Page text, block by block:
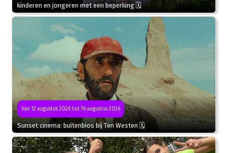
kinderen en jongeren met een beperking 🗓
Van 12 augustus 2026 tot 16 augustus 2026
Sunset cinema: buitenbios bij Ten Westen 🗓